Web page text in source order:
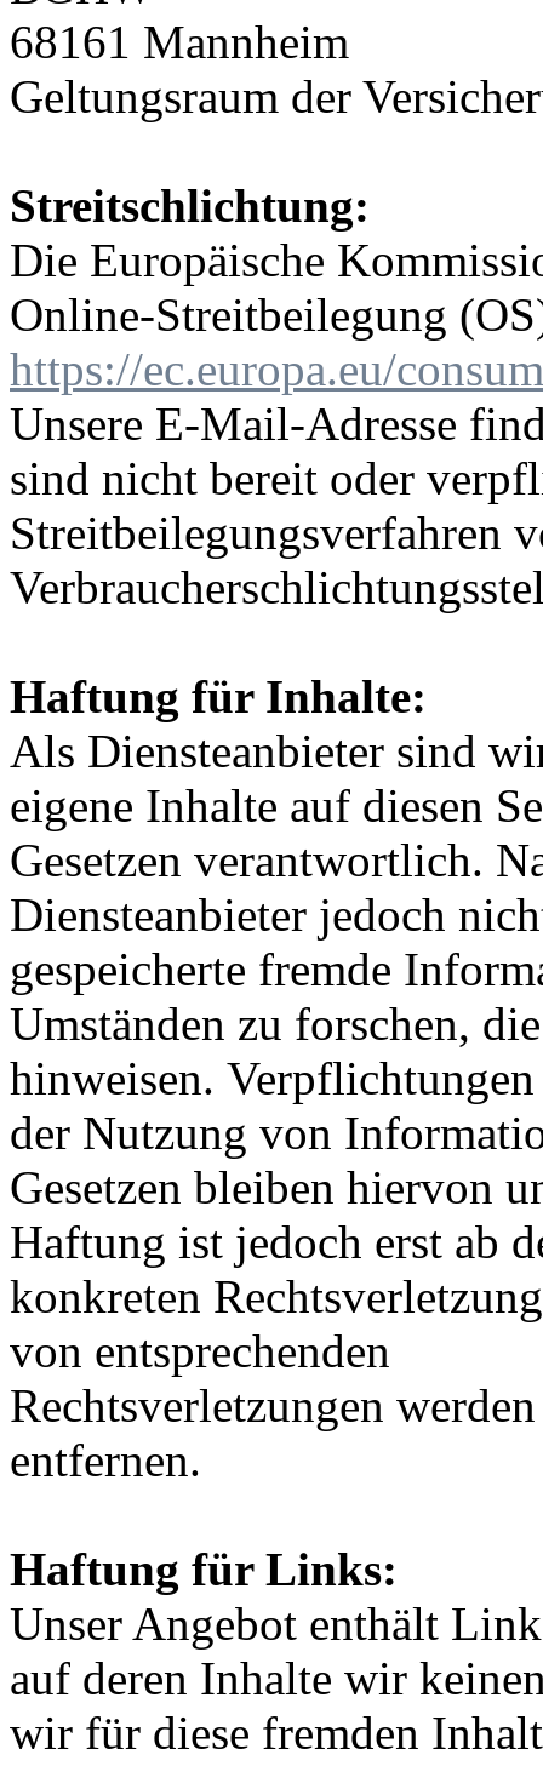
68161 Mannheim
Geltungsraum der
Streitschlichtung:
Die Europäische
Online-Streitbeilegung
https://ec.europa.eu/
Unsere E-Mail-Adresse
sind nicht bereit oder
Streitbeilegungsverfahren
Haftung für Inhalte:
Als Diensteanbieter sind
eigene Inhalte auf diesen
Gesetzen verantwortlich.
Diensteanbieter jedoch
gespeicherte fremde
Umständen zu forschen,
hinweisen.
der Nutzung von
Gesetzen bleiben hiervon
Haftung ist jedoch erst ab
konkreten
von entsprechenden
Rechtsverletzungen
entfernen.
Haftung für Links:
Unser Angebot enthält
auf deren Inhalte wir
wir für diese fremden